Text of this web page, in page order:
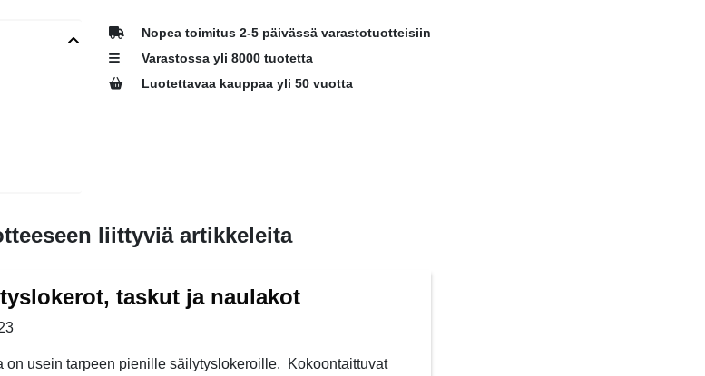
Nopea toimitus 2-5 päivässä varastotuotteisiin
Varastossa yli 8000 tuotetta
Luotettavaa kauppaa yli 50 vuotta
liittyviä artikkeleita
taskut ja naulakot
on usein tarpeen pienille säilytyslokeroille. Kokoontaittuvat